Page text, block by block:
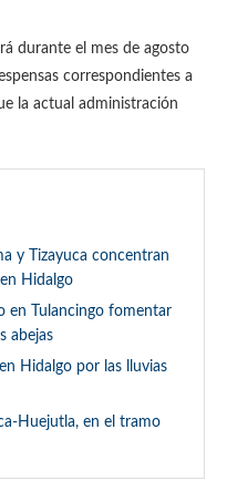
durante el mes de agosto
correspondientes a
la actual administración
y Tizayuca concentran
Hidalgo
en Tulancingo fomentar
abejas
Hidalgo por las lluvias
Huejutla, en el tramo